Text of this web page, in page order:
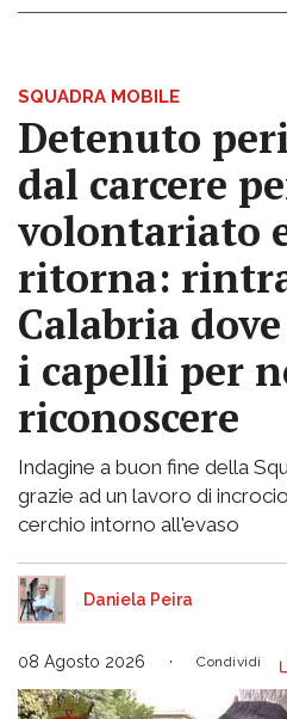
SQUADRA MOBILE
Detenuto
dal carcere
volontariato
ritorna:
Calabria
i capelli per
riconoscere
Indagine a buon fine della
grazie ad un lavoro di
cerchio intorno all'evaso
Daniela Peira
08 Agosto 2026 Condividi